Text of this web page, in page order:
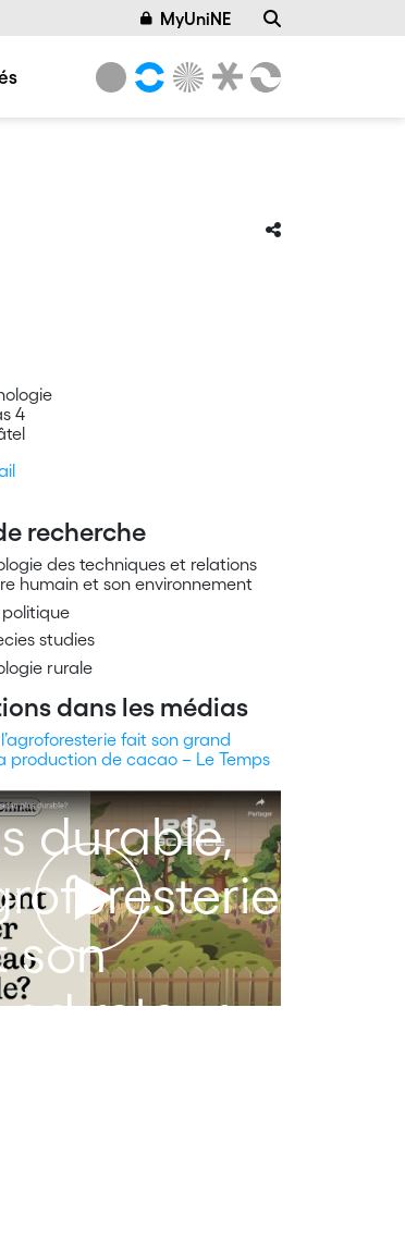
MyUniNE
4
recherche
des techniques et relations
humain et son environnement
politique
studies
rurale
dans les médias
fait son grand
production de cacao – Le Temps
durable,
son
retour